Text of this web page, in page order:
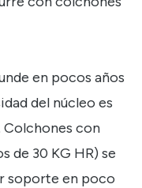
en pocos años
del núcleo es
Colchones con
de 30 KG HR) se
soporte en poco